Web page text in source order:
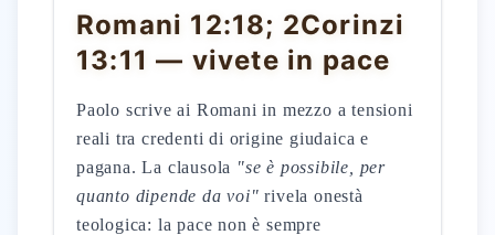
Romani 12:18; 2Corinzi
13:11 — vivete in pace
Paolo scrive ai Romani in mezzo a tensioni
reali tra credenti di origine giudaica e
pagana. La clausola "se è possibile, per
quanto dipende da voi" rivela onestà
teologica: la pace non è sempre